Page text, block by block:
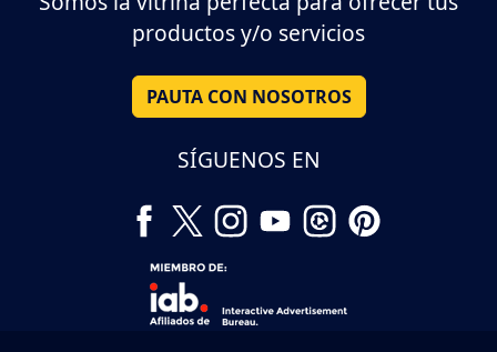
productos y/o servicios
PAUTA CON NOSOTROS
SÍGUENOS EN